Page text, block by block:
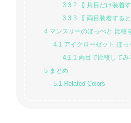
3.3.2【 片目だけ装着
3.3.3【 両目装着する
4 マンスリーのほっぺと 比較
4.1 アイクローゼット ほっ
4.1.1 両目で比較してみ
5 まとめ
5.1
Related Colors